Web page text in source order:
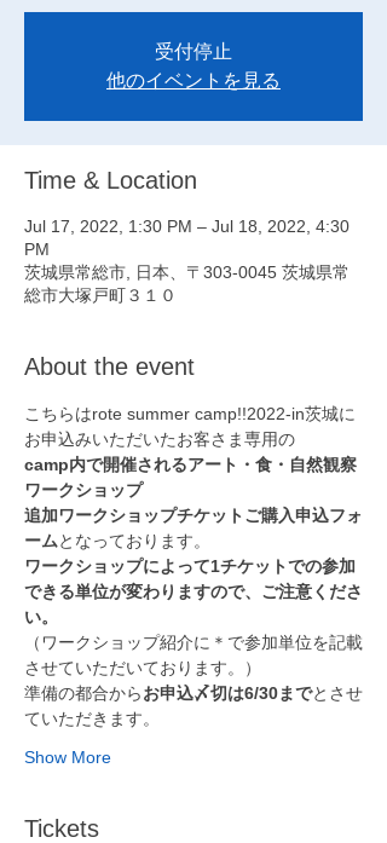
受付停止
他のイベントを見る
Time & Location
Jul 17, 2022, 1:30 PM – Jul 18, 2022, 4:30
PM
茨城県常総市, 日本、〒303-0045 茨城県常
総市大塚戸町３１０
About the event
こちらはrote summer camp!!2022-in茨城に
お申込みいただいたお客さま専用の
camp内で開催されるアート・食・自然観察
ワークショップ
追加ワークショップチケットご購入申込フォ
ームとなっております。
ワークショップによって1チケットでの参加
できる単位が変わりますので、ご注意くださ
い。
（ワークショップ紹介に＊で参加単位を記載
させていただいております。）
準備の都合からお申込〆切は6/30までとさせ
ていただきます。
Show More
Tickets